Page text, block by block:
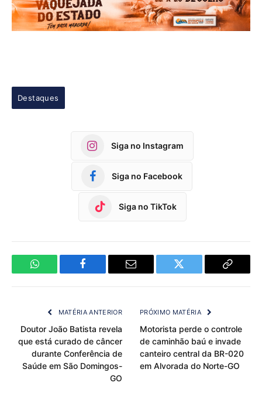
Destaques
Siga no Instagram
Siga no Facebook
Siga no TikTok
WhatsApp Facebook Email Twitter
Copy
MATÉRIA ANTERIOR
Doutor João Batista revela
que está curado de câncer
durante Conferência de
Saúde em São Domingos-
GO
PRÓXIMO MATÉRIA
Motorista perde o controle
de caminhão baú e invade
canteiro central da BR-020
em Alvorada do Norte-GO